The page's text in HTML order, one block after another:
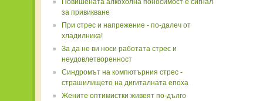
Повишената алкохолна поносимост е сигнал
за привикване
При стрес и напрежение - по-далеч от
хладилника!
За да не ви носи работата стрес и
неудовлетворенност
Синдромът на компютърния стрес -
страшилището на дигиталната епоха
Жените оптимистки живеят по-дълго